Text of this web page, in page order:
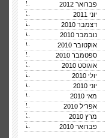
פברואר 2012
יוני 2011
דצמבר 2010
נובמבר 2010
אוקטובר 2010
ספטמבר 2010
אוגוסט 2010
יולי 2010
יוני 2010
מאי 2010
אפריל 2010
מרץ 2010
פברואר 2010